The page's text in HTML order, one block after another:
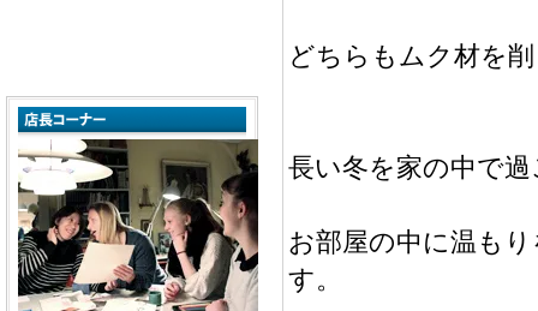
どちらもムク材を
長い冬を家の中で
お部屋の中に温も
す。